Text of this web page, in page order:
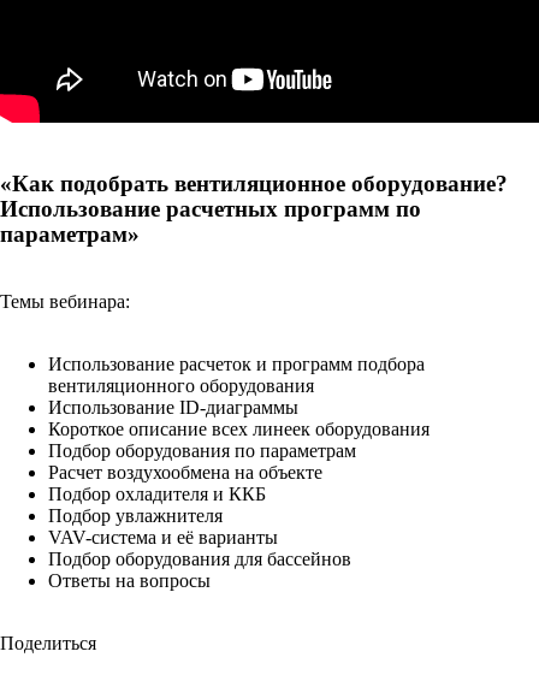
«Как подобрать вентиляционное оборудование?
Использование расчетных программ по
параметрам»
Темы вебинара:
Использование расчеток и программ подбора
вентиляционного оборудования
Использование ID-диаграммы
Короткое описание всех линеек оборудования
Подбор оборудования по параметрам
Расчет воздухообмена на объекте
Подбор охладителя и ККБ
Подбор увлажнителя
VAV-система и её варианты
Подбор оборудования для бассейнов
Ответы на вопросы
Поделиться